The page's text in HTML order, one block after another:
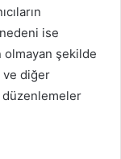
ise
olmayan şekilde
ve diğer
düzenlemeler